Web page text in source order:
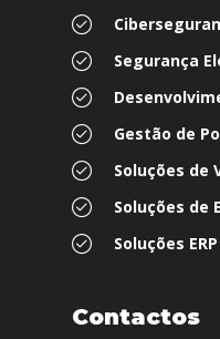
Segurança
Gestão de
Soluções de
Soluções de
Soluções
Contactos